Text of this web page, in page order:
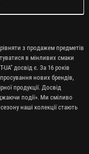
з продажем предметів
в мінливих смаки
досвід є. За 16 років
нових брендів,
продукції. Досвід
події». Ми сміливо
наші колекції стають